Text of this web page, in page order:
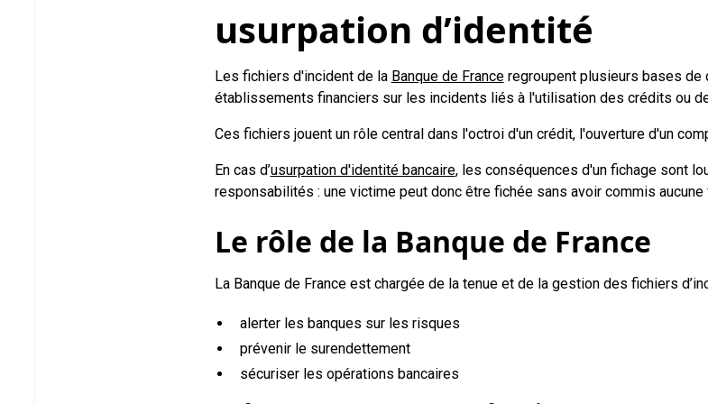
usurpation d’identité
Les fichiers d'incident de la Banque de Franceregroupent plusieurs bases de
établissements financiers sur les incidents liés à l'utilisation des crédits ou
Ces fichiers jouent un rôle central dans l'octroi d'un crédit, l'ouverture d'un
En cas d’usurpation d'identité bancaire, les conséquences d'un fichage sont
responsabilités : une victime peut donc être fichée sans avoir commis aucune
Le rôle de la Banque de France
La Banque de France est chargée de la tenue et de la gestion des fichiers
alerter les banques sur les risques
prévenir le surendettement
sécuriser les opérations bancaires